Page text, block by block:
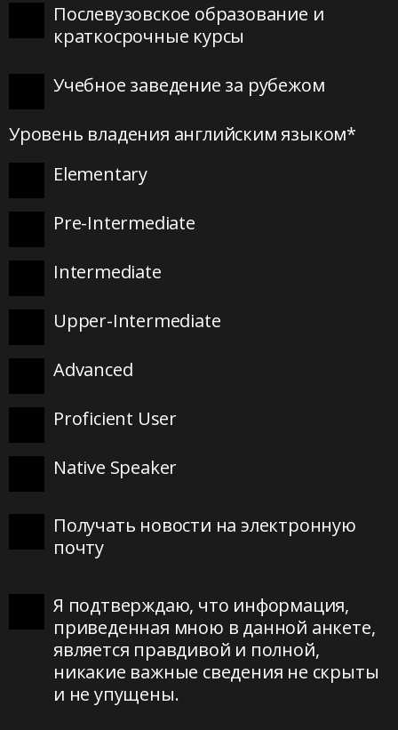
Послевузовское образование и
краткосрочные курсы
Учебное заведение за рубежом
Уровень владения английским языком*
Elementary
Pre-Intermediate
Intermediate
Upper-Intermediate
Advanced
Proficient User
Native Speaker
Получать новости на электронную
почту
Я подтверждаю, что информация,
приведенная мною в данной анкете,
является правдивой и полной,
никакие важные сведения не скрыты
и не упущены.